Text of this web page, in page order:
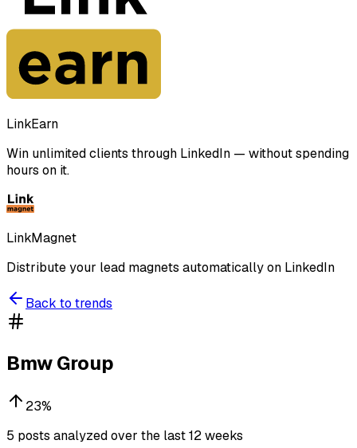
LinkEarn
Win unlimited clients through LinkedIn — without spending
hours on it.
LinkMagnet
Distribute your lead magnets automatically on LinkedIn
Back to trends
Bmw Group
23%
5 posts analyzed over the last 12 weeks